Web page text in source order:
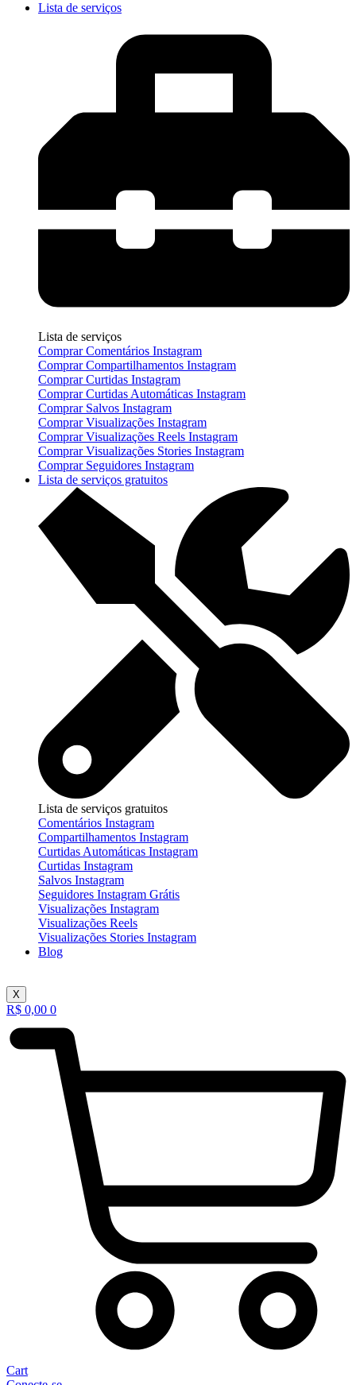
Lista de serviços
Lista de serviços
Comprar Comentários Instagram
Comprar Compartilhamentos Instagram
Comprar Curtidas Instagram
Comprar Curtidas Automáticas Instagram
Comprar Salvos Instagram
Comprar Visualizações Instagram
Comprar Visualizações Reels Instagram
Comprar Visualizações Stories Instagram
Comprar Seguidores Instagram
Lista de serviços gratuitos
Lista de serviços gratuitos
Comentários Instagram
Compartilhamentos Instagram
Curtidas Automáticas Instagram
Curtidas Instagram
Salvos Instagram
Seguidores Instagram Grátis
Visualizações Instagram
Visualizações Reels
Visualizações Stories Instagram
Blog
X
R$ 0,00 0
Cart